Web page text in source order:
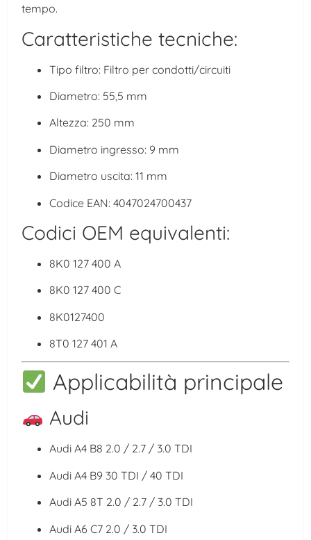
tempo.
Caratteristiche tecniche:
Tipo filtro: Filtro per condotti/circuiti
Diametro: 55,5 mm
Altezza: 250 mm
Diametro ingresso: 9 mm
Diametro uscita: 11 mm
Codice EAN: 4047024700437
Codici OEM equivalenti:
8K0 127 400 A
8K0 127 400 C
8K0127400
8T0 127 401 A
Applicabilità principale
Audi
Audi A4 B8 2.0 / 2.7 / 3.0 TDI
Audi A4 B9 30 TDI / 40 TDI
Audi A5 8T 2.0 / 2.7 / 3.0 TDI
Audi A6 C7 2.0 / 3.0 TDI